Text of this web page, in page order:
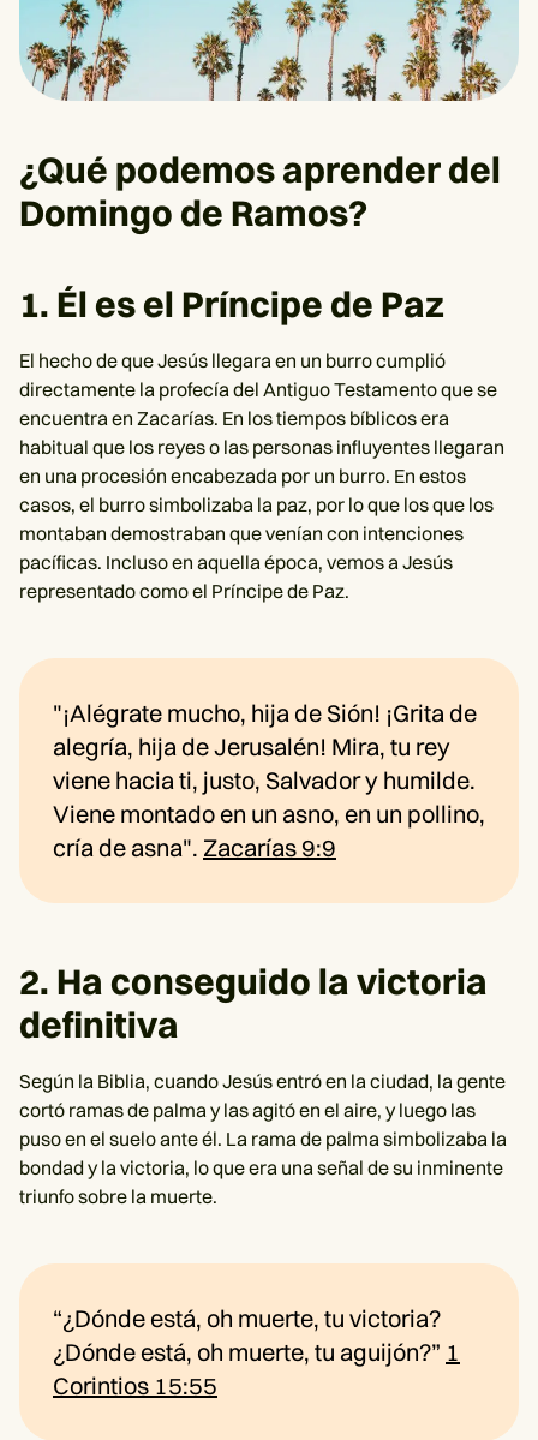
¿Qué podemos aprender del
Domingo de Ramos?
1. Él es el Príncipe de Paz
El hecho de que Jesús llegara en un burro cumplió
directamente la profecía del Antiguo Testamento que se
encuentra en Zacarías. En los tiempos bíblicos era
habitual que los reyes o las personas influyentes llegaran
en una procesión encabezada por un burro. En estos
casos, el burro simbolizaba la paz, por lo que los que los
montaban demostraban que venían con intenciones
pacíficas. Incluso en aquella época, vemos a Jesús
representado como el Príncipe de Paz.
"¡Alégrate mucho, hija de Sión! ¡Grita de
alegría, hija de Jerusalén! Mira, tu rey
viene hacia ti, justo, Salvador y humilde.
Viene montado en un asno, en un pollino,
cría de asna". Zacarías 9:9
2. Ha conseguido la victoria
definitiva
Según la Biblia, cuando Jesús entró en la ciudad, la gente
cortó ramas de palma y las agitó en el aire, y luego las
puso en el suelo ante él. La rama de palma simbolizaba la
bondad y la victoria, lo que era una señal de su inminente
triunfo sobre la muerte.
“¿Dónde está, oh muerte, tu victoria?
¿Dónde está, oh muerte, tu aguijón?” 1
Corintios 15:55